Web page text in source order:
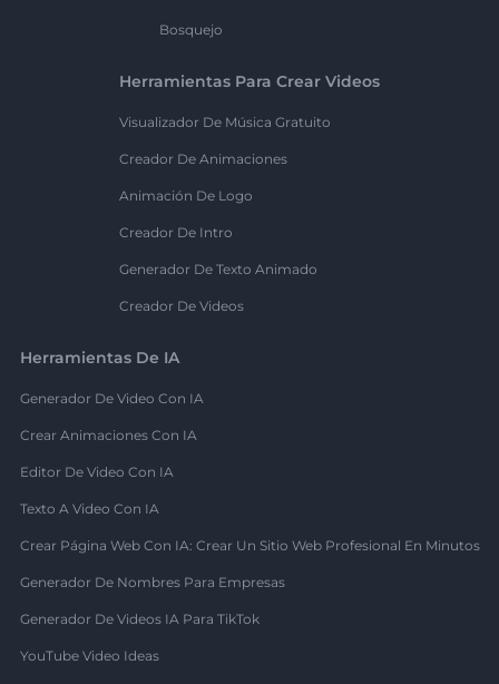
Bosquejo
Herramientas Para Crear Videos
Visualizador De Música Gratuito
Creador De Animaciones
Animación De Logo
Creador De Intro
Generador De Texto Animado
Creador De Videos
Herramientas De IA
Generador De Video Con IA
Crear Animaciones Con IA
Editor De Video Con IA
Texto A Video Con IA
Crear Página Web Con IA: Crear Un Sitio Web Profesional En Minutos
Generador De Nombres Para Empresas
Generador De Videos IA Para TikTok
YouTube Video Ideas